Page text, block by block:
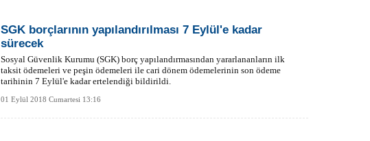
SGK borçlarının yapılandırılması 7 Eylül'e kadar
sürecek
Sosyal Güvenlik Kurumu (SGK) borç yapılandırmasından yararlananların ilk
taksit ödemeleri ve peşin ödemeleri ile cari dönem ödemelerinin son ödeme
tarihinin 7 Eylül'e kadar ertelendiği bildirildi.
01 Eylül 2018 Cumartesi 13:16